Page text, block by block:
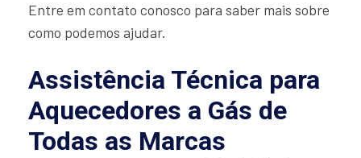
Entre em contato conosco para saber mais sobre
como podemos ajudar.
Assistência Técnica para
Aquecedores a Gás de
Todas as Marcas